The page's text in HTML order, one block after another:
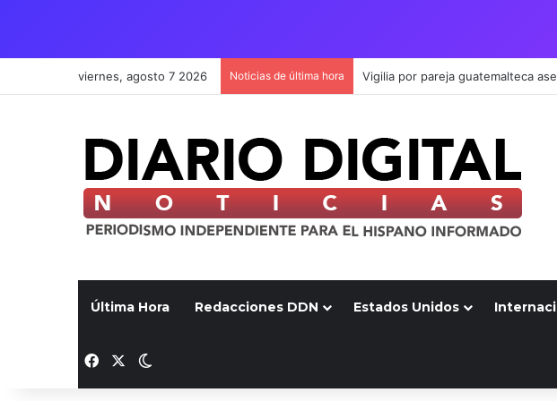
viernes, agosto 7 2026 Noticias de última hora
Última Hora Redacciones DDN Estados Unidos
Facebook